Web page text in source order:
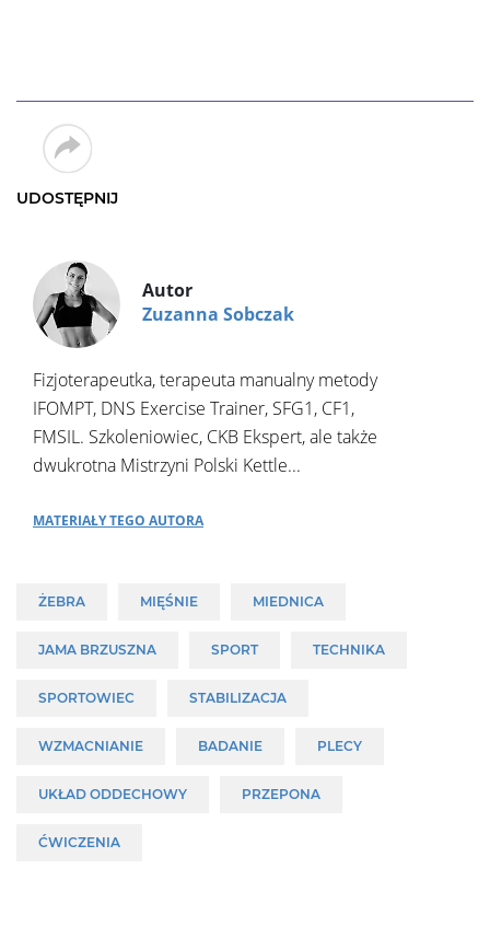
UDOSTĘPNIJ
Autor
Zuzanna Sobczak
Fizjoterapeutka, terapeuta manualny metody
IFOMPT, DNS Exercise Trainer, SFG1, CF1,
FMSIL. Szkoleniowiec, CKB Ekspert, ale także
dwukrotna Mistrzyni Polski Kettle...
Materiały tego autora
ŻEBRA MIĘŚNIE MIEDNICA
JAMA BRZUSZNA SPORT TECHNIKA
SPORTOWIEC STABILIZACJA
WZMACNIANIE BADANIE PLECY
UKŁAD ODDECHOWY PRZEPONA
ĆWICZENIA